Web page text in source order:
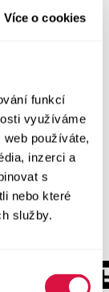
Více o cookies
funkcí
využíváme
používáte,
inzerci a
s
nebo které
služby.